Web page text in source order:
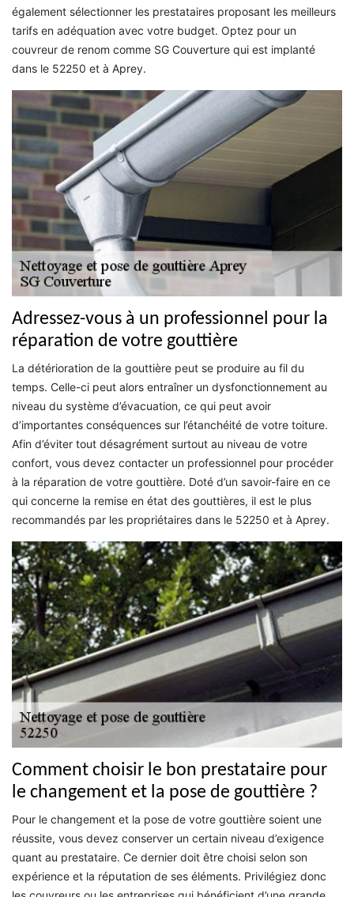
également sélectionner les prestataires proposant les meilleurs
tarifs en adéquation avec votre budget. Optez pour un
couvreur de renom comme SG Couverture qui est implanté
dans le 52250 et à Aprey.
Adressez-vous à un professionnel pour la
réparation de votre gouttière
La détérioration de la gouttière peut se produire au fil du
temps. Celle-ci peut alors entraîner un dysfonctionnement au
niveau du système d’évacuation, ce qui peut avoir
d’importantes conséquences sur l’étanchéité de votre toiture.
Afin d’éviter tout désagrément surtout au niveau de votre
confort, vous devez contacter un professionnel pour procéder
à la réparation de votre gouttière. Doté d’un savoir-faire en ce
qui concerne la remise en état des gouttières, il est le plus
recommandés par les propriétaires dans le 52250 et à Aprey.
Comment choisir le bon prestataire pour
le changement et la pose de gouttière ?
Pour le changement et la pose de votre gouttière soient une
réussite, vous devez conserver un certain niveau d’exigence
quant au prestataire. Ce dernier doit être choisi selon son
expérience et la réputation de ses éléments. Privilégiez donc